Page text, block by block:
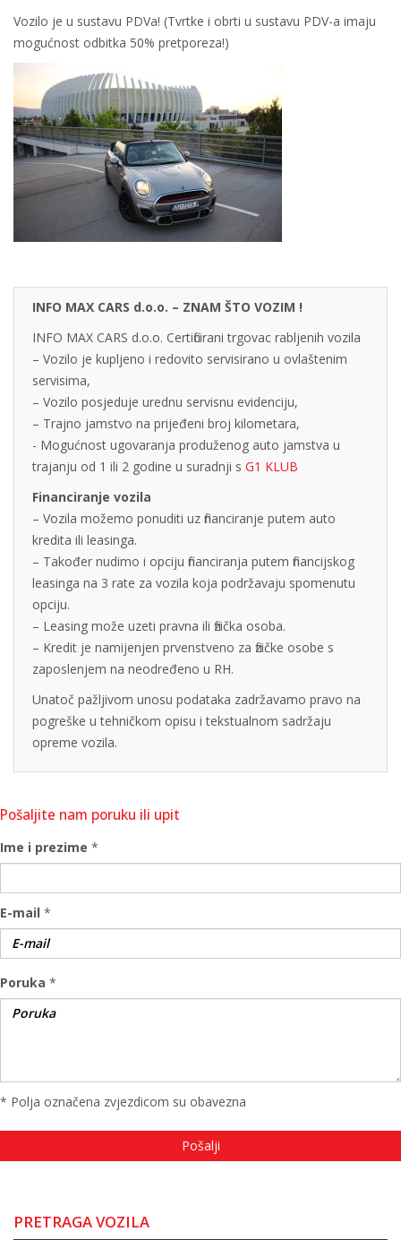
Vozilo je u sustavu PDVa! (Tvrtke i obrti u sustavu PDV-a imaju
mogućnost odbitka 50% pretporeza!)
INFO MAX CARS d.o.o. – ZNAM ŠTO VOZIM !
INFO MAX CARS d.o.o. Certificirani trgovac rabljenih vozila
– Vozilo je kupljeno i redovito servisirano u ovlaštenim
servisima,
– Vozilo posjeduje urednu servisnu evidenciju,
– Trajno jamstvo na prijeđeni broj kilometara,
- Mogućnost ugovaranja produženog auto jamstva u
trajanju od 1 ili 2 godine u suradnji s G1 KLUB
Financiranje vozila
– Vozila možemo ponuditi uz financiranje putem auto
kredita ili leasinga.
– Također nudimo i opciju financiranja putem financijskog
leasinga na 3 rate za vozila koja podržavaju spomenutu
opciju.
– Leasing može uzeti pravna ili fizička osoba.
– Kredit je namijenjen prvenstveno za fizičke osobe s
zaposlenjem na neodređeno u RH.
Unatoč pažljivom unosu podataka zadržavamo pravo na
pogreške u tehničkom opisu i tekstualnom sadržaju
opreme vozila.
Pošaljite nam poruku ili upit
Ime i prezime *
E-mail *
Poruka *
* Polja označena zvjezdicom su obavezna
PRETRAGA VOZILA